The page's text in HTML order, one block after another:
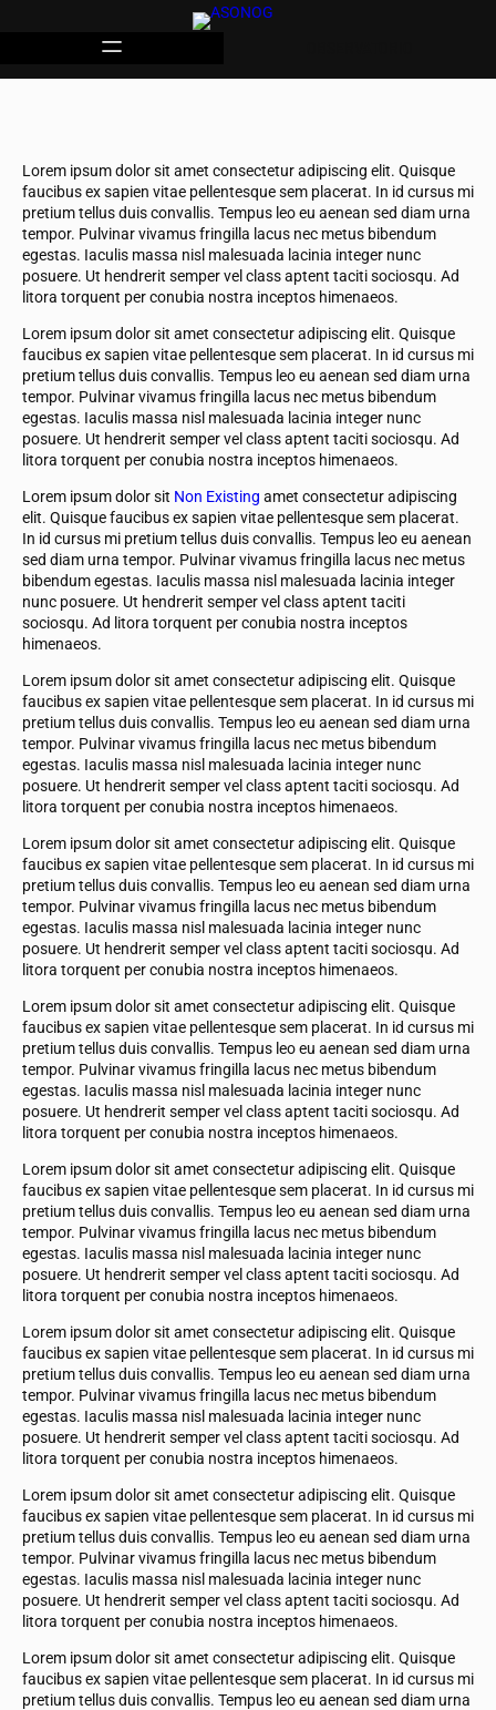
Lorem ipsum dolor sit amet consectetur adipiscing elit. Quisque
faucibus ex sapien vitae pellentesque sem placerat. In id cursus mi
pretium tellus duis convallis. Tempus leo eu aenean sed diam urna
tempor. Pulvinar vivamus fringilla lacus nec metus bibendum
egestas. Iaculis massa nisl malesuada lacinia integer nunc
posuere. Ut hendrerit semper vel class aptent taciti sociosqu. Ad
litora torquent per conubia nostra inceptos himenaeos.
Lorem ipsum dolor sit amet consectetur adipiscing elit. Quisque
faucibus ex sapien vitae pellentesque sem placerat. In id cursus mi
pretium tellus duis convallis. Tempus leo eu aenean sed diam urna
tempor. Pulvinar vivamus fringilla lacus nec metus bibendum
egestas. Iaculis massa nisl malesuada lacinia integer nunc
posuere. Ut hendrerit semper vel class aptent taciti sociosqu. Ad
litora torquent per conubia nostra inceptos himenaeos.
Lorem ipsum dolor sit Non Existing amet consectetur adipiscing
elit. Quisque faucibus ex sapien vitae pellentesque sem placerat.
In id cursus mi pretium tellus duis convallis. Tempus leo eu aenean
sed diam urna tempor. Pulvinar vivamus fringilla lacus nec metus
bibendum egestas. Iaculis massa nisl malesuada lacinia integer
nunc posuere. Ut hendrerit semper vel class aptent taciti
sociosqu. Ad litora torquent per conubia nostra inceptos
himenaeos.
Lorem ipsum dolor sit amet consectetur adipiscing elit. Quisque
faucibus ex sapien vitae pellentesque sem placerat. In id cursus mi
pretium tellus duis convallis. Tempus leo eu aenean sed diam urna
tempor. Pulvinar vivamus fringilla lacus nec metus bibendum
egestas. Iaculis massa nisl malesuada lacinia integer nunc
posuere. Ut hendrerit semper vel class aptent taciti sociosqu. Ad
litora torquent per conubia nostra inceptos himenaeos.
Lorem ipsum dolor sit amet consectetur adipiscing elit. Quisque
faucibus ex sapien vitae pellentesque sem placerat. In id cursus mi
pretium tellus duis convallis. Tempus leo eu aenean sed diam urna
tempor. Pulvinar vivamus fringilla lacus nec metus bibendum
egestas. Iaculis massa nisl malesuada lacinia integer nunc
posuere. Ut hendrerit semper vel class aptent taciti sociosqu. Ad
litora torquent per conubia nostra inceptos himenaeos.
Lorem ipsum dolor sit amet consectetur adipiscing elit. Quisque
faucibus ex sapien vitae pellentesque sem placerat. In id cursus mi
pretium tellus duis convallis. Tempus leo eu aenean sed diam urna
tempor. Pulvinar vivamus fringilla lacus nec metus bibendum
egestas. Iaculis massa nisl malesuada lacinia integer nunc
posuere. Ut hendrerit semper vel class aptent taciti sociosqu. Ad
litora torquent per conubia nostra inceptos himenaeos.
Lorem ipsum dolor sit amet consectetur adipiscing elit. Quisque
faucibus ex sapien vitae pellentesque sem placerat. In id cursus mi
pretium tellus duis convallis. Tempus leo eu aenean sed diam urna
tempor. Pulvinar vivamus fringilla lacus nec metus bibendum
egestas. Iaculis massa nisl malesuada lacinia integer nunc
posuere. Ut hendrerit semper vel class aptent taciti sociosqu. Ad
litora torquent per conubia nostra inceptos himenaeos.
Lorem ipsum dolor sit amet consectetur adipiscing elit. Quisque
faucibus ex sapien vitae pellentesque sem placerat. In id cursus mi
pretium tellus duis convallis. Tempus leo eu aenean sed diam urna
tempor. Pulvinar vivamus fringilla lacus nec metus bibendum
egestas. Iaculis massa nisl malesuada lacinia integer nunc
posuere. Ut hendrerit semper vel class aptent taciti sociosqu. Ad
litora torquent per conubia nostra inceptos himenaeos.
Lorem ipsum dolor sit amet consectetur adipiscing elit. Quisque
faucibus ex sapien vitae pellentesque sem placerat. In id cursus mi
pretium tellus duis convallis. Tempus leo eu aenean sed diam urna
tempor. Pulvinar vivamus fringilla lacus nec metus bibendum
egestas. Iaculis massa nisl malesuada lacinia integer nunc
posuere. Ut hendrerit semper vel class aptent taciti sociosqu. Ad
litora torquent per conubia nostra inceptos himenaeos.
Lorem ipsum dolor sit amet consectetur adipiscing elit. Quisque
faucibus ex sapien vitae pellentesque sem placerat. In id cursus mi
pretium tellus duis convallis. Tempus leo eu aenean sed diam urna